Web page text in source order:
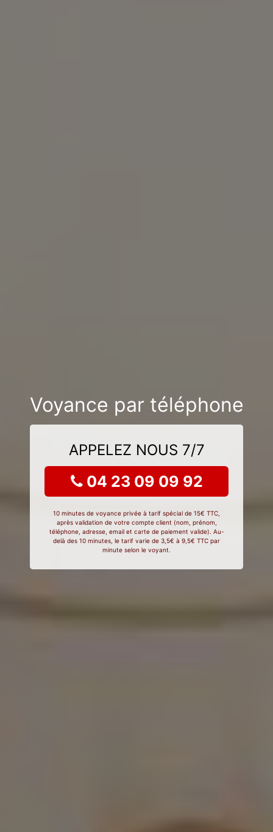
Voyance par téléphone
APPELEZ NOUS 7/7
04 23 09 09 92
10 minutes de voyance privée à tarif spécial de 15€ TTC,
après validation de votre compte client (nom, prénom,
téléphone, adresse, email et carte de paiement valide). Au-
delà des 10 minutes, le tarif varie de 3,5€ à 9,5€ TTC par
minute selon le voyant.